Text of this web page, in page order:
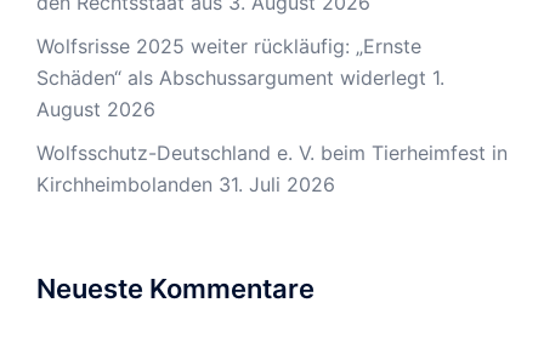
Wolfsrisse 2025 weiter rückläufig: „Ernste
Schäden“ als Abschussargument widerlegt 1.
August 2026
Wolfsschutz-Deutschland e. V. beim Tierheimfest in
Kirchheimbolanden 31. Juli 2026
Neueste Kommentare